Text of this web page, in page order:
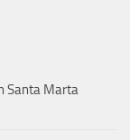
Santa Marta